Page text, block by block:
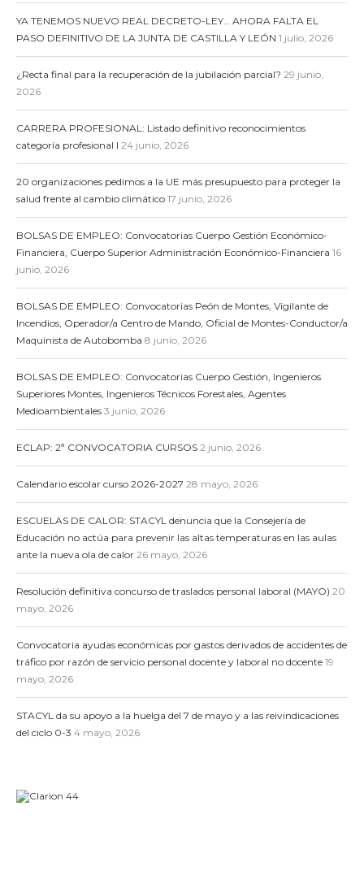
YA TENEMOS NUEVO REAL DECRETO-LEY… AHORA FALTA EL
PASO DEFINITIVO DE LA JUNTA DE CASTILLA Y LEÓN 1 julio, 2026
¿Recta final para la recuperación de la jubilación parcial? 29 junio,
2026
CARRERA PROFESIONAL: Listado definitivo reconocimientos
categoría profesional I 24 junio, 2026
20 organizaciones pedimos a la UE más presupuesto para proteger la
salud frente al cambio climático 17 junio, 2026
BOLSAS DE EMPLEO: Convocatorias Cuerpo Gestión Económico-
Financiera, Cuerpo Superior Administración Económico-Financiera 16
junio, 2026
BOLSAS DE EMPLEO: Convocatorias Peón de Montes, Vigilante de
Incendios, Operador/a Centro de Mando, Oficial de Montes-Conductor/a
Maquinista de Autobomba 8 junio, 2026
BOLSAS DE EMPLEO: Convocatorias Cuerpo Gestión, Ingenieros
Superiores Montes, Ingenieros Técnicos Forestales, Agentes
Medioambientales 3 junio, 2026
ECLAP: 2ª CONVOCATORIA CURSOS 2 junio, 2026
Calendario escolar curso 2026-2027 28 mayo, 2026
ESCUELAS DE CALOR: STACYL denuncia que la Consejería de
Educación no actúa para prevenir las altas temperaturas en las aulas
ante la nueva ola de calor 26 mayo, 2026
Resolución definitiva concurso de traslados personal laboral (MAYO) 20
mayo, 2026
Convocatoria ayudas económicas por gastos derivados de accidentes de
tráfico por razón de servicio personal docente y laboral no docente 19
mayo, 2026
STACYL da su apoyo a la huelga del 7 de mayo y a las reivindicaciones
del ciclo 0-3 4 mayo, 2026